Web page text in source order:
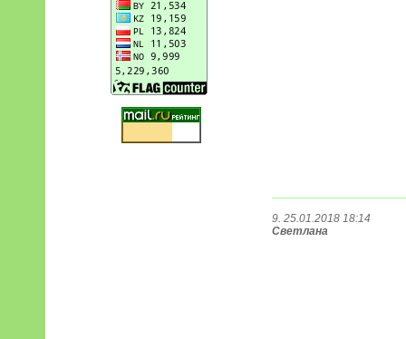
9. 25.01.2018 18:14
Светлана